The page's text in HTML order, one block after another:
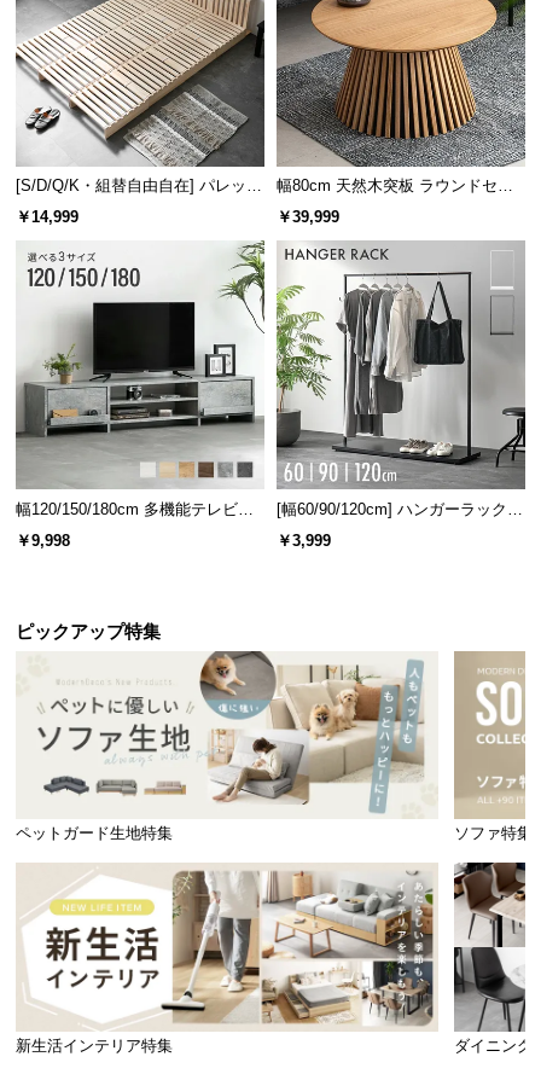
コンパクトながら使いやすいテーブル
テーブルはコンパクトで使いやすいサイズ感。2人暮
らしや、お子様が小さいご家庭にもオススメです。
直径 高さ
約70.5㎝
脚を組んでもゆったり
天板の下は脚を組んでもゆったり座れる広さなの
で、十分にくつろぐことができます。
[S/D/Q/K・組替自由自在] パレット
ベッド 8/12/16枚セット
￥14,999
幅80cm 天然木突板 ラウンドセン
ターテーブル 美しい格子デザイン
￥39,999
幅120/150/180cm 多機能テレビボ
ード 木目/石目調 オープン収納・
引き出し収納付き
￥9,998
[幅60/90/120cm] ハンガーラック
スチール 4段階高さ調節 サイドフ
ック オープンラック シンプル
￥3,999
ピックアップ特集
ペットガード生地特集 ソファ特集
新生活インテリア特集 ダイニング